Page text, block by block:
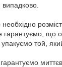
гарантуємо, що
той,